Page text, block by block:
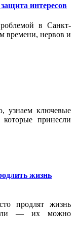
интересов
в Санкт-
времени, нервов и
узнаем ключевые
принесли
жизнь
продлят жизнь
— их можно